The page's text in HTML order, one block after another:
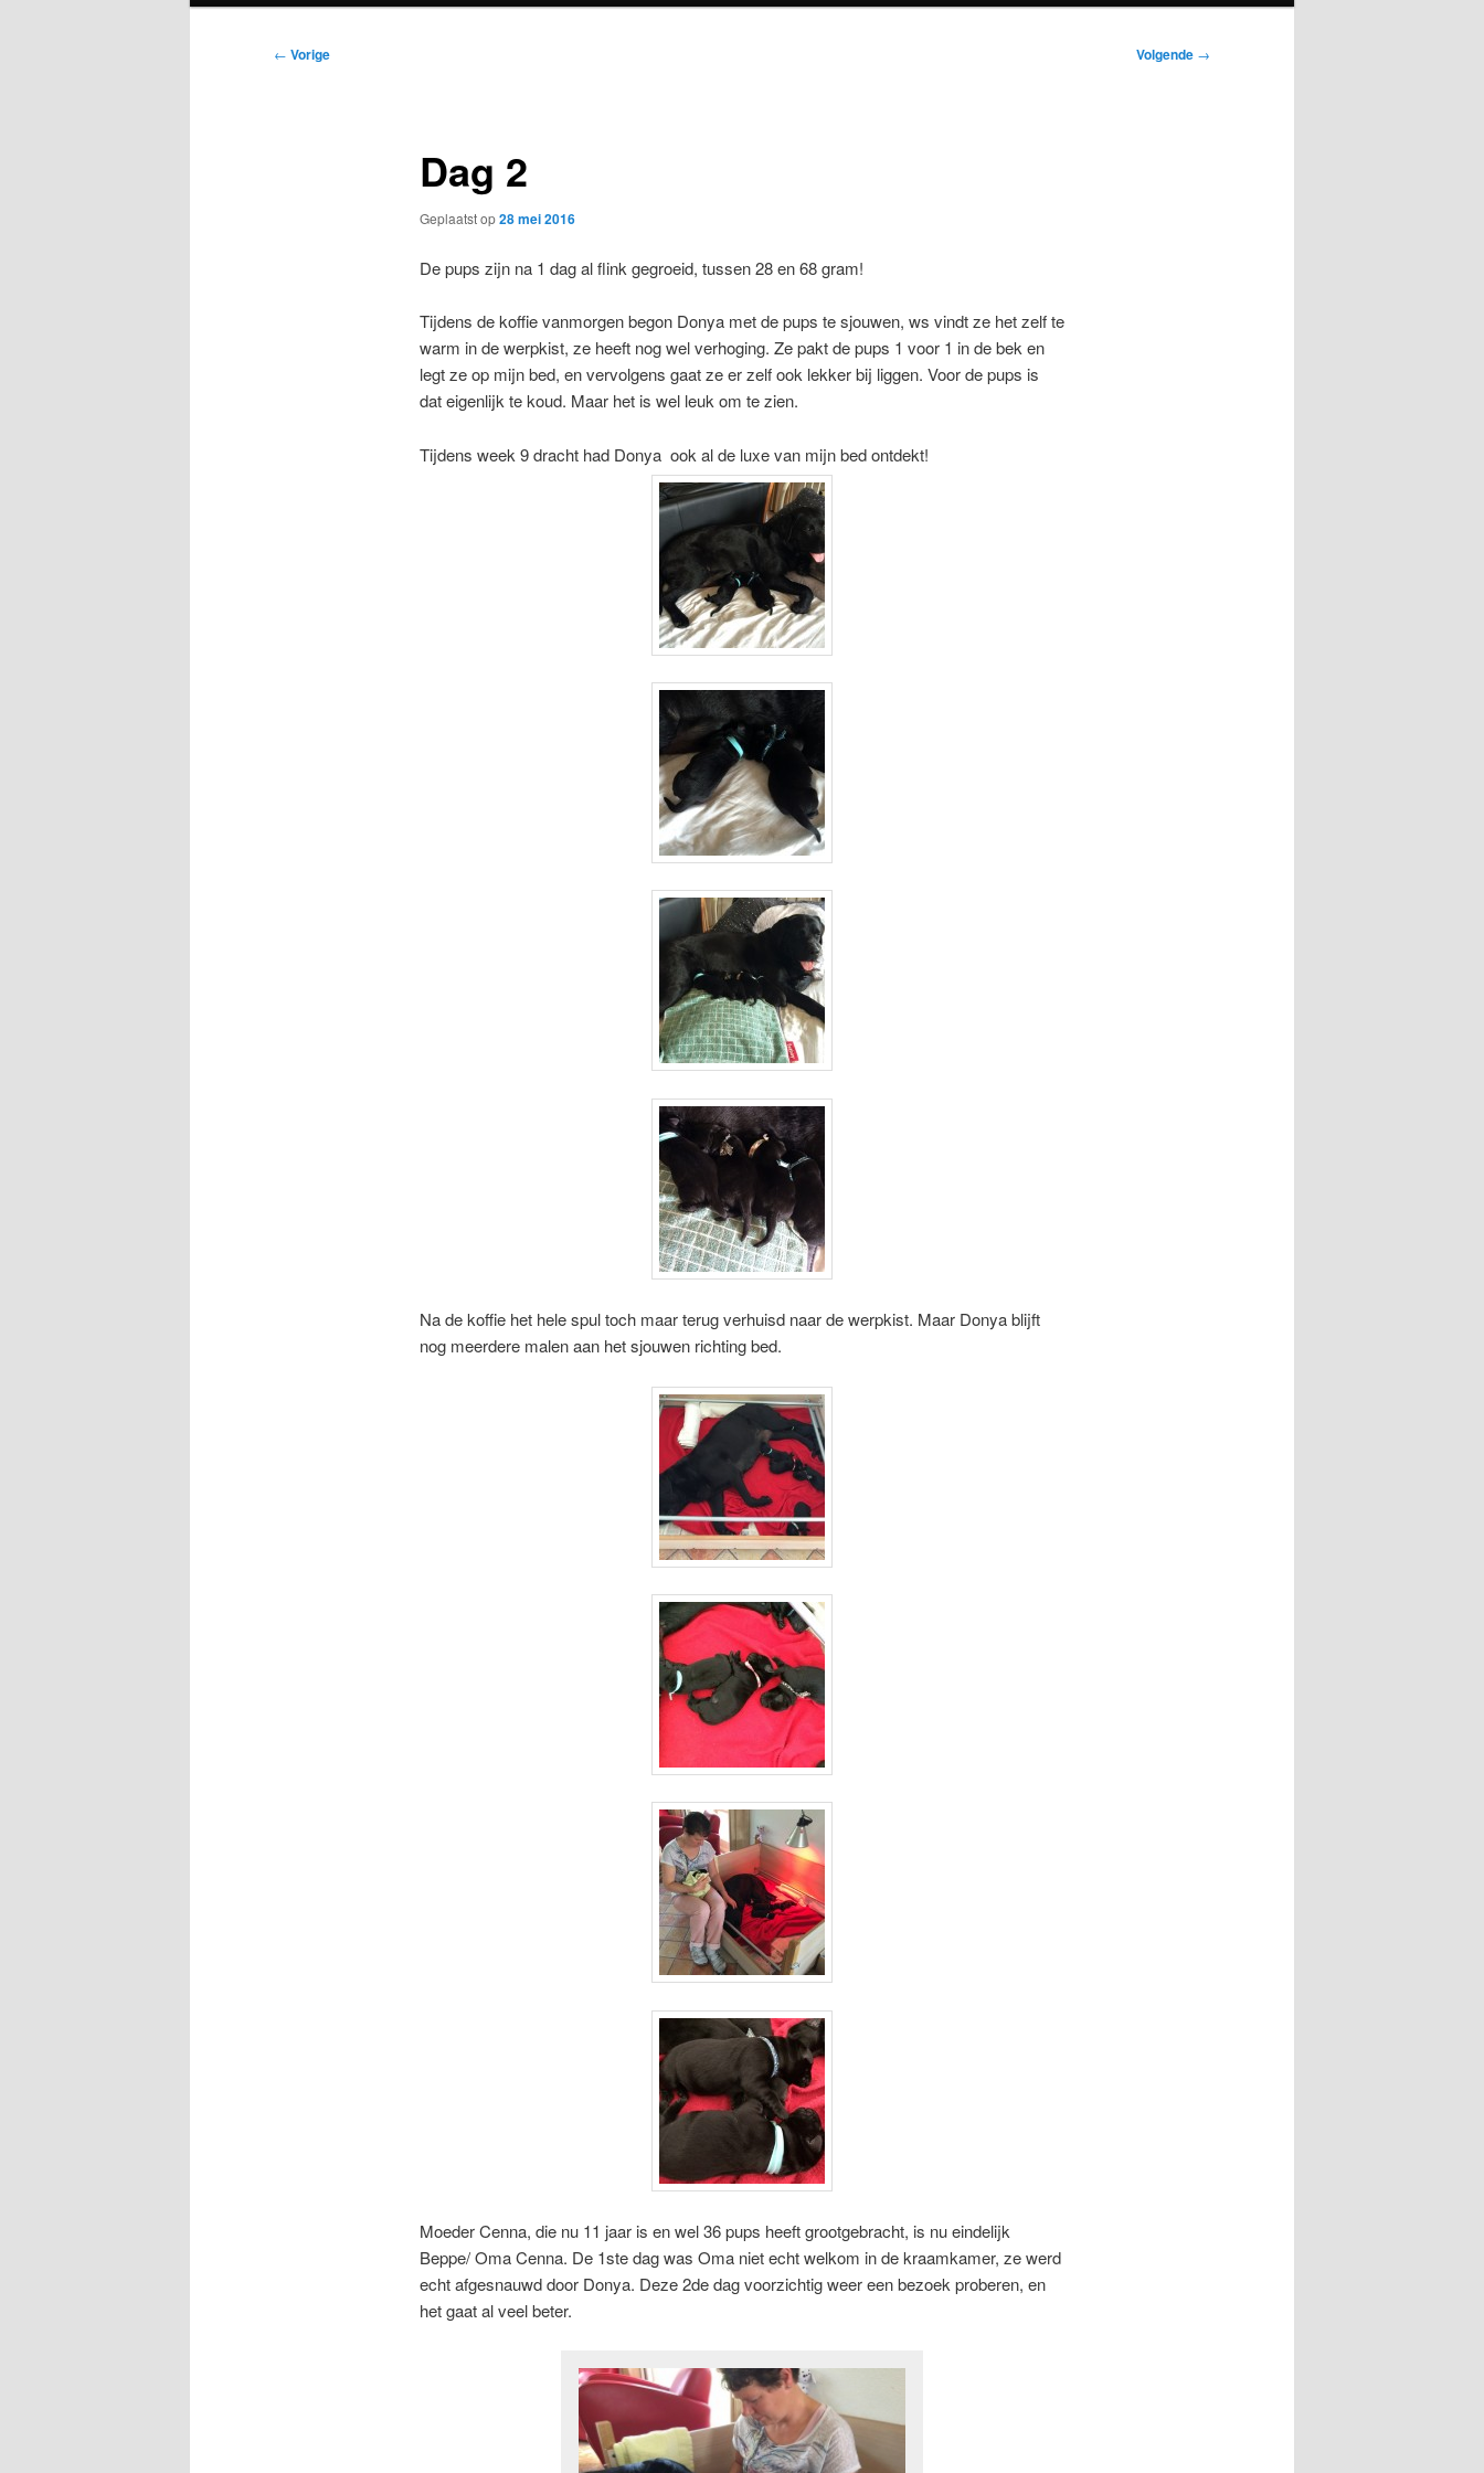
Bericht
← Vorige Volgende →
Dag 2
Geplaatst op28 mei 2016
De pups zijn na 1 dag al flink gegroeid, tussen 28 en 68 gram!
Tijdens de koffie vanmorgen begon Donya met de pups te sjouwen, ws vindt ze het zelf te
warm in de werpkist, ze heeft nog wel verhoging. Ze pakt de pups 1 voor 1 in de bek en
legt ze op mijn bed, en vervolgens gaat ze er zelf ook lekker bij liggen. Voor de pups is
dat eigenlijk te koud. Maar het is wel leuk om te zien.
Tijdens week 9 dracht had Donya ook al de luxe van mijn bed ontdekt!
Na de koffie het hele spul toch maar terug verhuisd naar de werpkist. Maar Donya blijft
nog meerdere malen aan het sjouwen richting bed.
Moeder Cenna, die nu 11 jaar is en wel 36 pups heeft grootgebracht, is nu eindelijk
Beppe/ Oma Cenna. De 1ste dag was Oma niet echt welkom in de kraamkamer, ze werd
echt afgesnauwd door Donya. Deze 2de dag voorzichtig weer een bezoek proberen, en
het gaat al veel beter.